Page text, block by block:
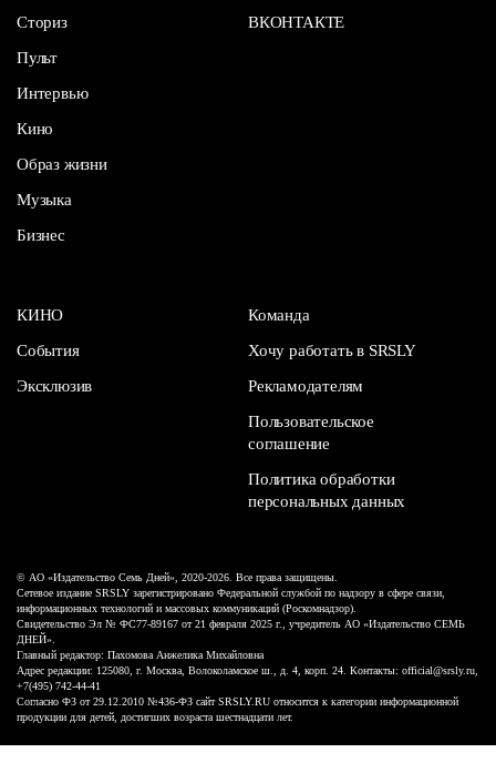
Сториз
Пульт
Интервью
Кино
Образ жизни
Музыка
Бизнес
ВКОНТАКТЕ
КИНО
События
Эксклюзив
Команда
Хочу работать в SRSLY
Рекламодателям
Пользовательское
соглашение
Политика обработки
персональных данных
© АО «Издательство Семь Дней», 2020-2026. Все права защищены.
Сетевое издание SRSLY зарегистрировано Федеральной службой по надзору в сфере связи,
информационных технологий и массовых коммуникаций (Роскомнадзор).
Свидетельство Эл № ФС77-89167 от 21 февраля 2025 г., учредитель АО «Издательство СЕМЬ
ДНЕЙ».
Главный редактор: Пахомова Анжелика Михайловна
Адрес редакции: 125080, г. Москва, Волоколамское ш., д. 4, корп. 24. Контакты: official@srsly.ru,
+7(495) 742-44-41
Согласно ФЗ от 29.12.2010 №436-ФЗ сайт SRSLY.RU относится к категории информационной
продукции для детей, достигших возраста шестнадцати лет.